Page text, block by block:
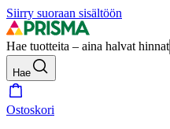
Siirry suoraan sisältöön
Hae tuotteita – aina halvat hinnat
Hae
Ostoskori